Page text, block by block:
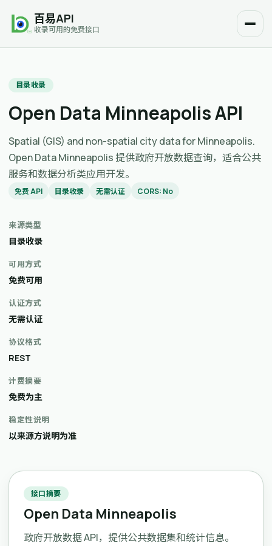
百易API
收录可用的免费接口
目录收录
Open Data Minneapolis API
Spatial (GIS) and non-spatial city data for Minneapolis.
Open Data Minneapolis 提供政府开放数据查询，适合公共
服务和数据分析类应用开发。
免费 API 目录收录 无需认证 CORS: No
来源类型
目录收录
可用方式
免费可用
认证方式
无需认证
协议格式
REST
计费摘要
免费为主
稳定性说明
以来源方说明为准
接口摘要
Open Data Minneapolis
政府开放数据 API，提供公共数据集和统计信息。